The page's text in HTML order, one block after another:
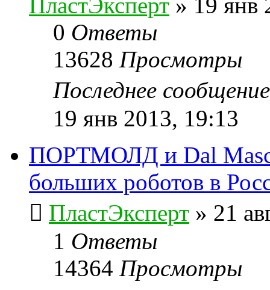
0 Ответы
13628 Просмотры
Последнее
19 янв 2013, 19:13
ПОРТМОЛД и Dal
больших роботов в
ПластЭксперт » 21
1 Ответы
14364 Просмотры